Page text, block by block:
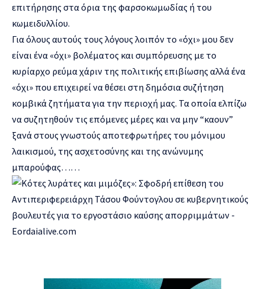
επιτήρησης στα όρια της φαρσοκωμωδίας ή του
κωμειδυλλίου.
Για όλους αυτούς τους λόγους λοιπόν το «όχι» μου δεν
είναι ένα «όχι» βολέματος και συμπόρευσης με το
κυρίαρχο ρεύμα χάριν της πολιτικής επιβίωσης αλλά ένα
«όχι» που επιχειρεί να θέσει στη δημόσια συζήτηση
κομβικά ζητήματα για την περιοχή μας. Τα οποία ελπίζω
να συζητηθούν τις επόμενες μέρες και να μην “καουν”
ξανά στους γνωστούς αποτεφρωτήρες του μόνιμου
λαικισμού, της ασχετοσύνης και της ανώνυμης
μπαρούφας……